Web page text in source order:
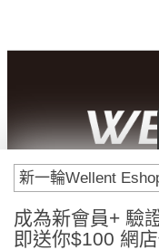
新一輪Wellent
成為新會員+ 驗
即送你$100 網